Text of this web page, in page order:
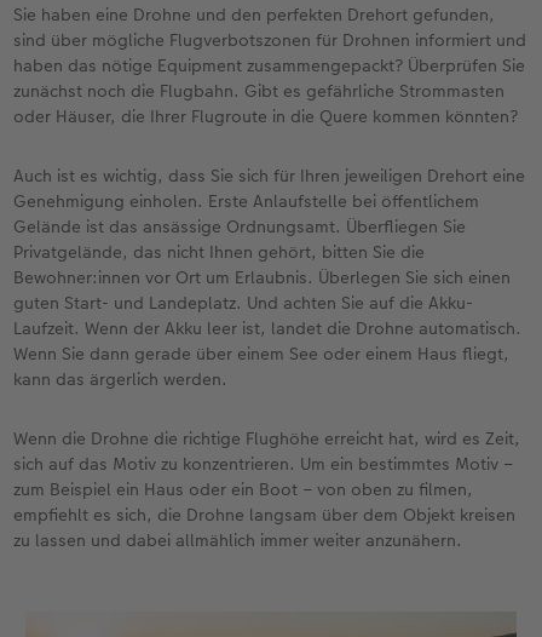
Sie haben eine Drohne und den perfekten Drehort gefunden,
sind über mögliche Flugverbotszonen für Drohnen informiert und
haben das nötige Equipment zusammengepackt? Überprüfen Sie
zunächst noch die Flugbahn. Gibt es gefährliche Strommasten
oder Häuser, die Ihrer Flugroute in die Quere kommen könnten?
Auch ist es wichtig, dass Sie sich für Ihren jeweiligen Drehort eine
Genehmigung einholen. Erste Anlaufstelle bei öffentlichem
Gelände ist das ansässige Ordnungsamt. Überfliegen Sie
Privatgelände, das nicht Ihnen gehört, bitten Sie die
Bewohner:innen vor Ort um Erlaubnis. Überlegen Sie sich einen
guten Start- und Landeplatz. Und achten Sie auf die Akku-
Laufzeit. Wenn der Akku leer ist, landet die Drohne automatisch.
Wenn Sie dann gerade über einem See oder einem Haus fliegt,
kann das ärgerlich werden.
Wenn die Drohne die richtige Flughöhe erreicht hat, wird es Zeit,
sich auf das Motiv zu konzentrieren. Um ein bestimmtes Motiv –
zum Beispiel ein Haus oder ein Boot – von oben zu filmen,
empfiehlt es sich, die Drohne langsam über dem Objekt kreisen
zu lassen und dabei allmählich immer weiter anzunähern.